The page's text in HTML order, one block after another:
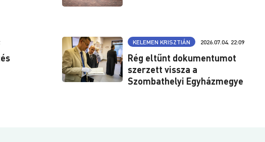
KELEMEN KRISZTIÁN 2026.07.04. 22:09
Rég eltűnt dokumentumot
szerzett vissza a
Szombathelyi Egyházmegye